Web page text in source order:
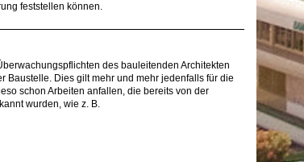
feststellen können.
des bauleitenden Architekten
Baustelle. Dies gilt mehr und mehr jedenfalls für die
schon Arbeiten anfallen, die bereits von der
wurden, wie z. B.